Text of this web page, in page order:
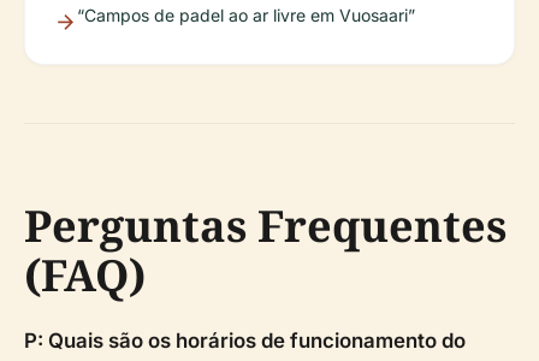
“Campos de padel ao ar livre em Vuosaari”
Perguntas Frequentes
(FAQ)
P: Quais são os horários de funcionamento do